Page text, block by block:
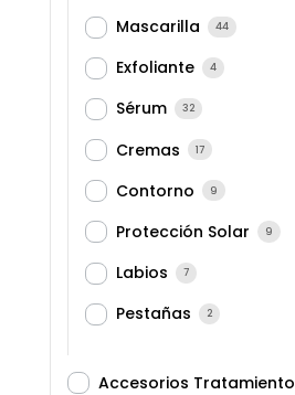
Mascarilla 44
Exfoliante 4
Sérum 32
Cremas 17
Contorno 9
Protección Solar 9
Labios 7
Pestañas 2
Accesorios Tratamiento